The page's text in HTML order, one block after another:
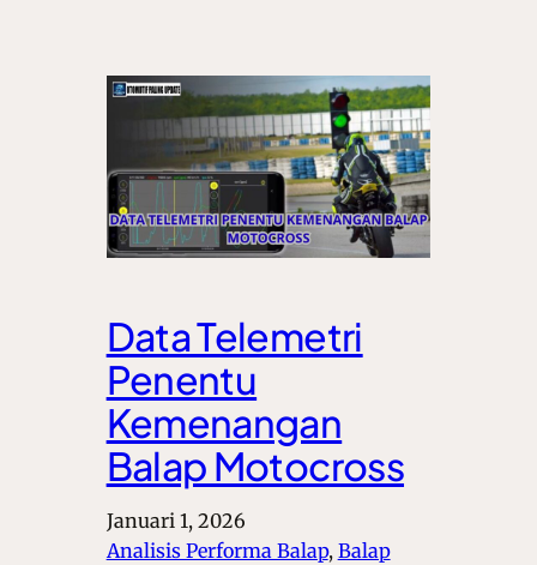
Data Telemetri
Penentu
Kemenangan
Balap Motocross
Januari 1, 2026
Analisis Performa Balap, Balap